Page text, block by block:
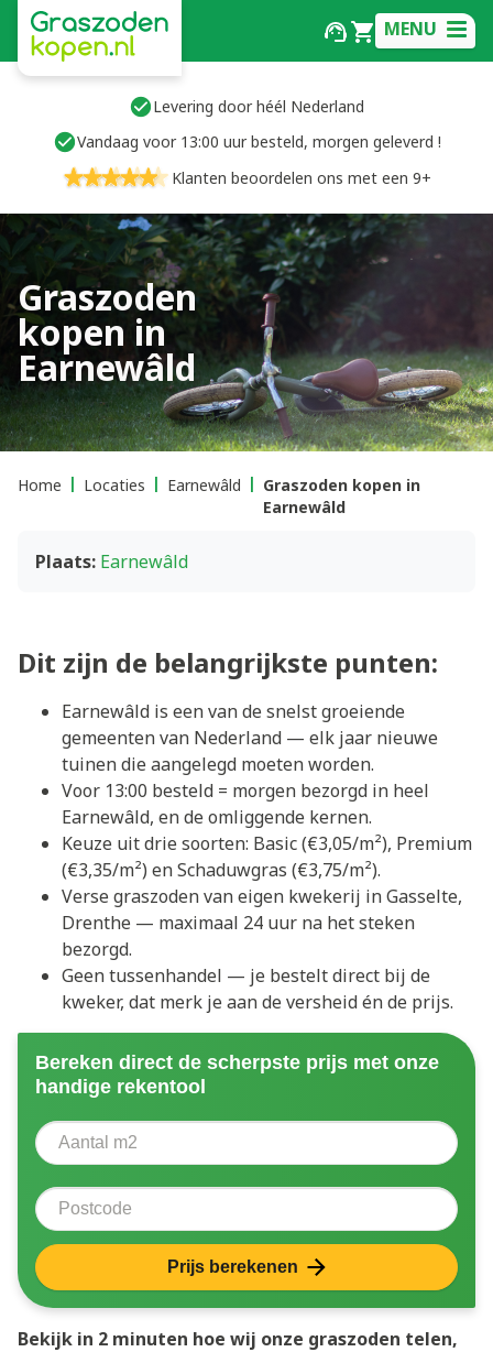
MENU
Levering door héél Nederland
Vandaag voor 13:00 uur besteld, morgen geleverd !
Klanten beoordelen ons met een 9+
Graszoden
kopen in
Earnewâld
Home Locaties Earnewâld
Graszoden kopen in
Earnewâld
Plaats: Earnewâld
Dit zijn de belangrijkste punten:
Earnewâld is een van de snelst groeiende
gemeenten van Nederland — elk jaar nieuwe
tuinen die aangelegd moeten worden.
Voor 13:00 besteld = morgen bezorgd in heel
Earnewâld, en de omliggende kernen.
Keuze uit drie soorten: Basic (€3,05/m²), Premium
(€3,35/m²) en Schaduwgras (€3,75/m²).
Verse graszoden van eigen kwekerij in Gasselte,
Drenthe — maximaal 24 uur na het steken
bezorgd.
Geen tussenhandel — je bestelt direct bij de
kweker, dat merk je aan de versheid én de prijs.
Bereken direct de scherpste prijs met onze
handige rekentool
Aantal vierkante meter
Postcode
Prijs berekenen
Bekijk in 2 minuten hoe wij onze graszoden telen,